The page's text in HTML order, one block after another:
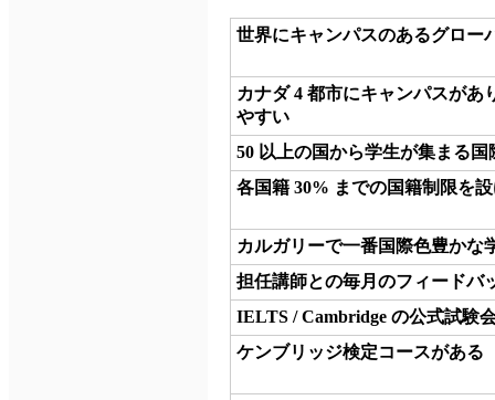
世界にキャンパスのあるグロー
カナダ 4 都市にキャンパスがあ
やすい
50 以上の国から学生が集まる国
各国籍 30% までの国籍制限を
カルガリーで一番国際色豊かな
担任講師との毎月のフィードバ
IELTS / Cambridge の公式試験
ケンブリッジ検定コースがある